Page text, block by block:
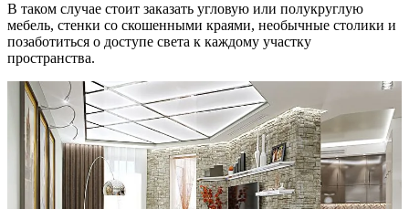
В таком случае стоит заказать угловую или полукруглую
мебель, стенки со скошенными краями, необычные столики и
позаботиться о доступе света к каждому участку
пространства.